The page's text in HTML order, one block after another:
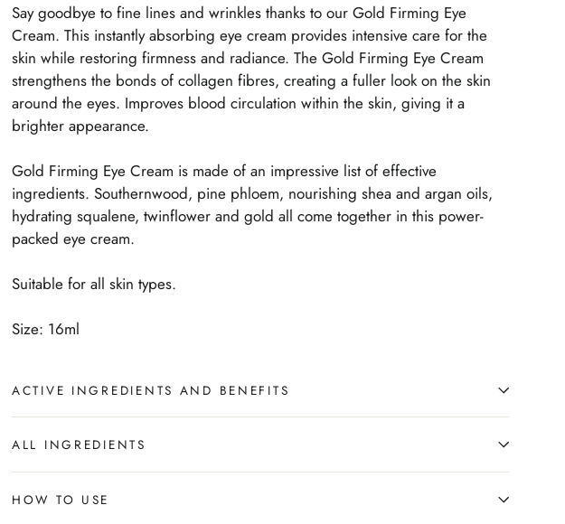
Say goodbye to fine lines and wrinkles thanks to our Gold Firming Eye
Cream. This instantly absorbing eye cream provides intensive care for the
skin while restoring firmness and radiance. The Gold Firming Eye Cream
strengthens the bonds of collagen fibres, creating a fuller look on the skin
around the eyes. Improves blood circulation within the skin, giving it a
brighter appearance.
Gold Firming Eye Cream is made of an impressive list of effective
ingredients. Southernwood, pine phloem, nourishing shea and argan oils,
hydrating squalene, twinflower and gold all come together in this power-
packed eye cream.
Suitable for all skin types.
Size: 16ml
ACTIVE INGREDIENTS AND BENEFITS
ALL INGREDIENTS
HOW TO USE